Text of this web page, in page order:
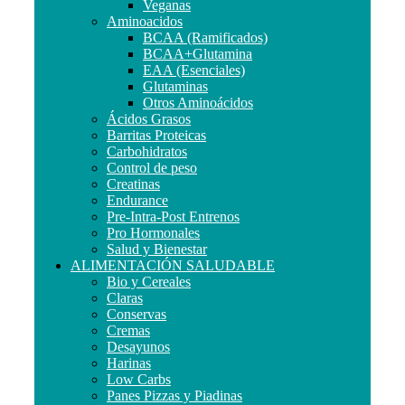
Veganas
Aminoacidos
BCAA (Ramificados)
BCAA+Glutamina
EAA (Esenciales)
Glutaminas
Otros Aminoácidos
Ácidos Grasos
Barritas Proteicas
Carbohidratos
Control de peso
Creatinas
Endurance
Pre-Intra-Post Entrenos
Pro Hormonales
Salud y Bienestar
ALIMENTACIÓN SALUDABLE
Bio y Cereales
Claras
Conservas
Cremas
Desayunos
Harinas
Low Carbs
Panes Pizzas y Piadinas